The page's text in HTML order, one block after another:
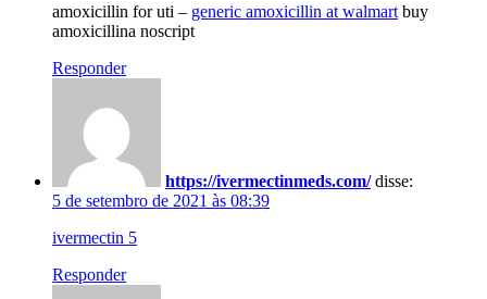
amoxicillin for uti – generic amoxicillin at walmart buy
amoxicillina noscript
Responder
https://ivermectinmeds.com/ disse:
5 de setembro de 2021 às 08:39
ivermectin 5
Responder